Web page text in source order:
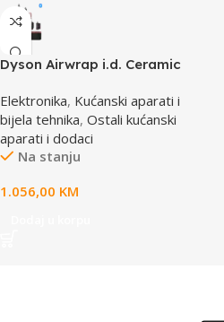
Dyson Airwrap i.d. Ceramic
Straight+Wavy (601848)
Elektronika, Kućanski aparati i
bijela tehnika, Ostali kućanski
aparati i dodaci
Na stanju
1.056,00 KM